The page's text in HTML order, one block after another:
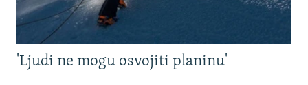
'Ljudi ne mogu osvojiti planinu'